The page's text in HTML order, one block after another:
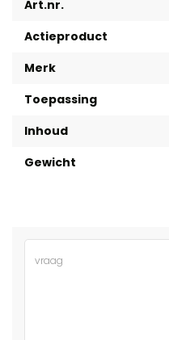
Art.nr.
Actieproduct
Merk
Toepassing
Inhoud
Gewicht